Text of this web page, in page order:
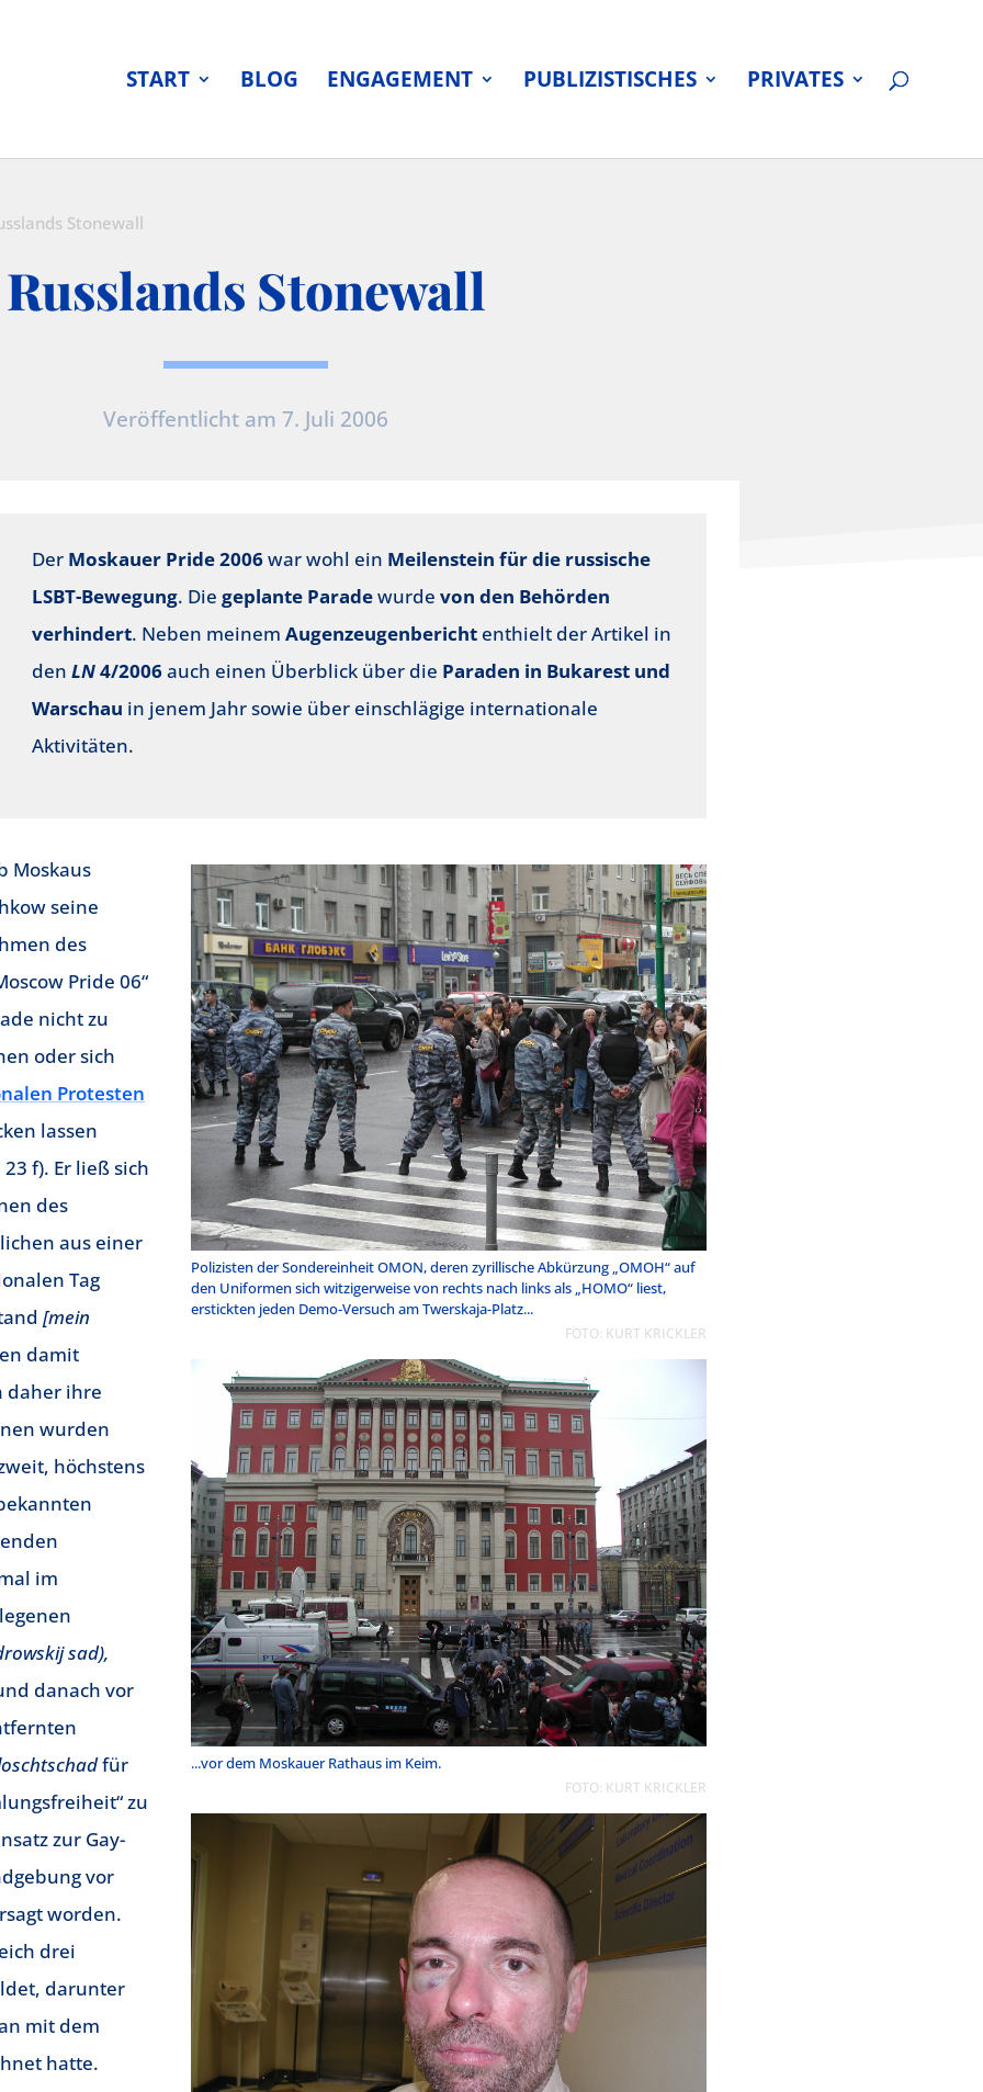
START BLOG ENGAGEMENT PUBLIZISTISCHES PRIVATES
Stonewall
Russlands Stonewall
Veröffentlicht am 7. Juli 2006
Der Moskauer Pride 2006war wohl ein Meilenstein für die russische
LSBT-Bewegung. Die geplante Paradewurde von den Behörden
verhindert. Neben meinem Augenzeugenbericht enthielt der Artikel in
den LN4/2006auch einen Überblick über die Paraden in Bukarest und
Warschau in jenem Jahr sowie über einschlägige internationale
Aktivitäten.
Polizisten der Sondereinheit OMON, deren zyrillische Abkürzung „OMOH“ auf
den Uniformen sich witzigerweise von rechts nach links als „HOMO“ liest,
erstickten jeden Demo-Versuch am Twerskaja-Platz...
FOTO: KURT KRICKLER
...vor dem Moskauer Rathaus im Keim.
FOTO: KURT KRICKLER
Moskaus
seine
des
Pride 06“
nicht zu
oder sich
Protesten
lassen
f). Er ließ sich
des
aus einer
Tag
[mein
damit
daher ihre
wurden
höchstens
im
sad),
danach vor
für
zu
zur Gay-
vor
worden.
drei
darunter
mit dem
hatte.